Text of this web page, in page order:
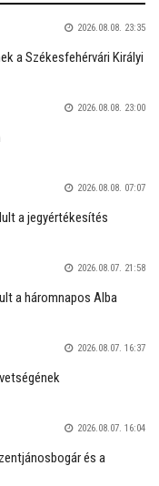
2026.08.08. 23:35
a Székesfehérvári Királyi
2026.08.08. 23:00
2026.08.08. 07:07
a jegyértékesítés
2026.08.07. 21:58
a háromnapos Alba
2026.08.07. 16:37
2026.08.07. 16:04
és a